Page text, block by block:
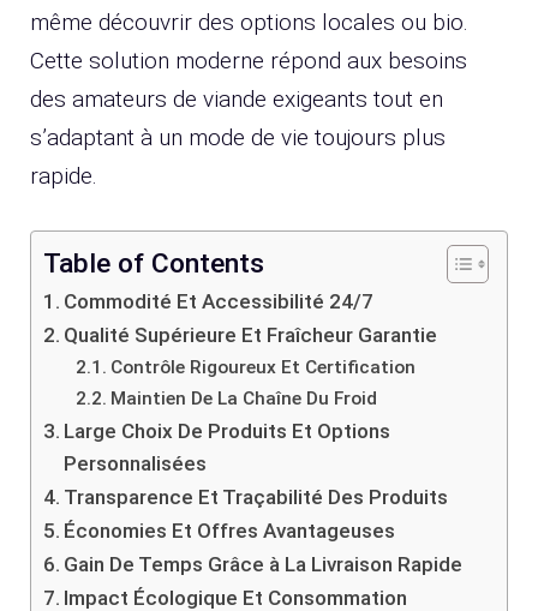
même découvrir des options locales ou bio.
Cette solution moderne répond aux besoins
des amateurs de viande exigeants tout en
s’adaptant à un mode de vie toujours plus
rapide.
Table of Contents
Commodité Et Accessibilité 24/7
Qualité Supérieure Et Fraîcheur Garantie
Contrôle Rigoureux Et Certification
Maintien De La Chaîne Du Froid
Large Choix De Produits Et Options
Personnalisées
Transparence Et Traçabilité Des Produits
Économies Et Offres Avantageuses
Gain De Temps Grâce à La Livraison Rapide
Impact Écologique Et Consommation